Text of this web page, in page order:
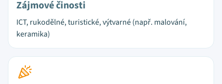
Zájmové činosti
ICT, rukodělné, turistické, výtvarné (např. malování,
keramika)